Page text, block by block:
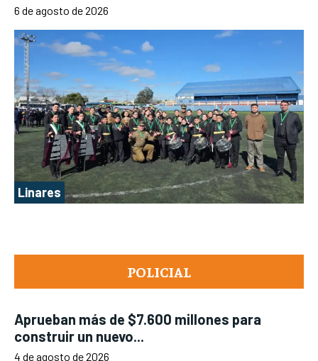
POLICIAL
Aprueban más de $7.600 millones para
construir un nuevo...
4 de agosto de 2026
6 de agosto de 2026
Linares